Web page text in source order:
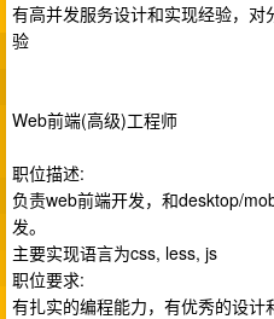
有高并发服务设计和实现经验，
验
Web前端(高级)工程师
职位描述:
负责web前端开发，和desktop/
发。
主要实现语言为css, less, js
职位要求:
有扎实的编程能力，有优秀的设计